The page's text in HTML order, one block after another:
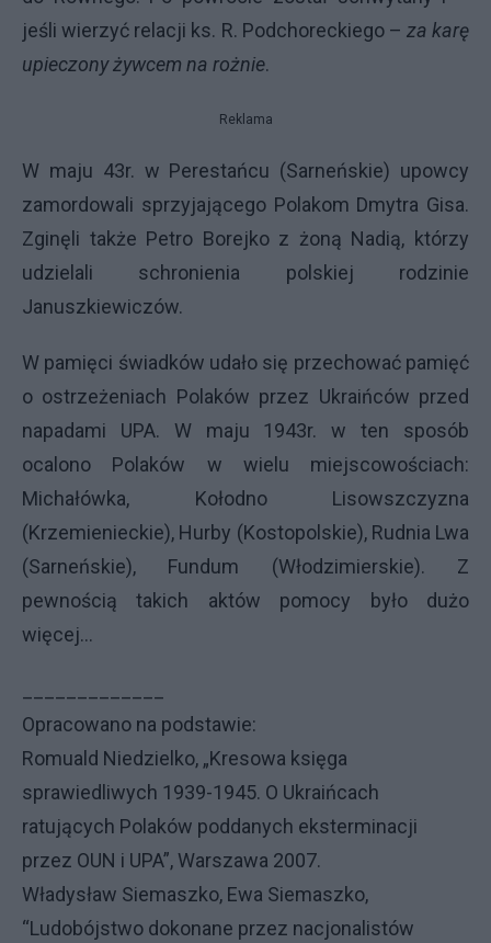
jeśli wierzyć relacji ks. R. Podchoreckiego – za karę
upieczony żywcem na rożnie.
Reklama
W maju 43r. w Perestańcu (Sarneńskie) upowcy
zamordowali sprzyjającego Polakom Dmytra Gisa.
Zginęli także Petro Borejko z żoną Nadią, którzy
udzielali schronienia polskiej rodzinie
Januszkiewiczów.
W pamięci świadków udało się przechować pamięć
o ostrzeżeniach Polaków przez Ukraińców przed
napadami UPA. W maju 1943r. w ten sposób
ocalono Polaków w wielu miejscowościach:
Michałówka, Kołodno Lisowszczyzna
(Krzemienieckie), Hurby (Kostopolskie), Rudnia Lwa
(Sarneńskie), Fundum (Włodzimierskie). Z
pewnością takich aktów pomocy było dużo
więcej…
Opracowano na podstawie:
Romuald Niedzielko, „Kresowa księga
sprawiedliwych 1939-1945. O Ukraińcach
ratujących Polaków poddanych eksterminacji
przez OUN i UPA”, Warszawa 2007.
Władysław Siemaszko, Ewa Siemaszko,
“Ludobójstwo dokonane przez nacjonalistów